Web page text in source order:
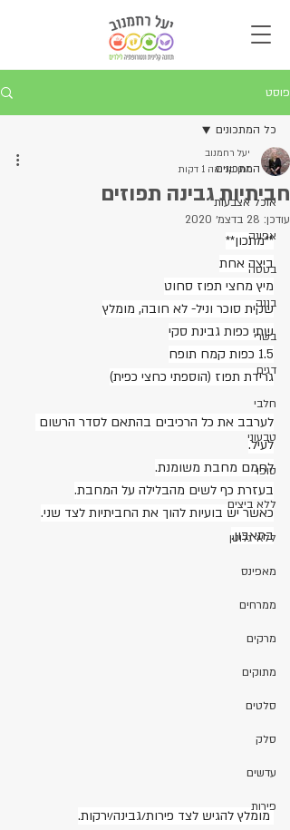
פוסט
כל המתכונים
אוכל אצבעות
אפונה
בטטה
בננה
בשרי
דגים
חלבי
טבעוני
טופו
ללא ביצים
ללא גלוטן
מאפינס
ממרחים
מרקים
מתוקים
סלטים
סלק
עדשים
פירות
כל המתכונים
חביתיות גבינה תפוזים
יעל רחמנוב
זמן קריאה 1 דקות
עודכן: 28 בדצמ׳ 2020
**מתכון**
ביצה אחת
מיץ מחצי תפוז סחוט
שקית סוכר וניל- לא חובה, מומלץ
שתי כפות גבינת סקי
1.5 כפות קמח תופח
גרידת תפוז (הוספתי כחצי כפית)
לערבב את כל הרכיבים בהתאם לסדר הרשום
לעיל.
לחמם מחבת משומנת.
בעזרת כף לשים מהבלילה על המחבת.
כאשר יש בועיות להוך את החביתיות לצד שני.
בתאבון.
מומלץ להגיש לצד פירות/גבינה/ירקות.